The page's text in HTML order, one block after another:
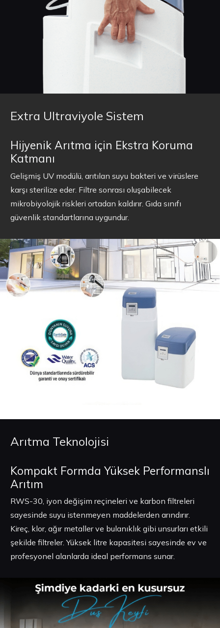
Extra Ultraviyole Sistem
Hijyenik Arıtma için Ekstra Koruma
Katmanı
Gelişmiş UV modülü, arıtılan suyu bakteri ve virüslere
karşı sterilize eder. Filtre sonrası oluşabilecek
mikrobiyolojik riskleri ortadan kaldırır. Gıda sınıfı
güvenlik standartlarına uygundur.
Arıtma Teknolojisi
Kompakt Formda Yüksek Performanslı
Arıtım
RWS-30, iyon değişim reçineleri ve karbon filtreleri
sayesinde suyu istenmeyen maddelerden arındırır.
Kireç, klor, ağır metaller ve bulanıklık gibi unsurları etkili
şekilde filtreler. Yüksek litre kapasitesi sayesinde ev ve
profesyonel alanlarda ideal performans sunar.